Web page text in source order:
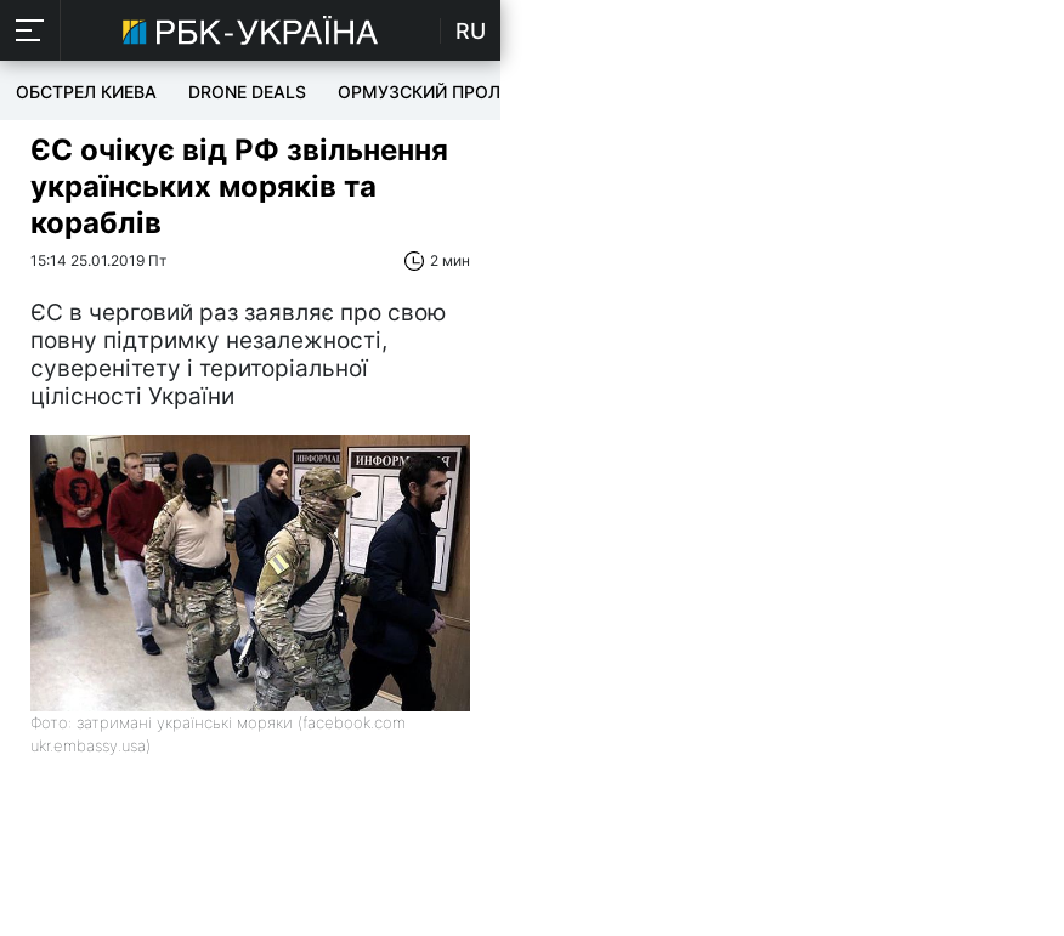
RU
ОБСТРЕЛ КИЕВА DRONE DEALS ОРМУЗСКИЙ ПРОЛИВ
ЄС очікує від РФ звільнення
українських моряків та
кораблів
15:14 25.01.2019 Пт 2 мин
ЄС в черговий раз заявляє про свою
повну підтримку незалежності,
суверенітету і територіальної
цілісності України
Фото: затримані українські моряки (facebook.com
ukr.embassy.usa)